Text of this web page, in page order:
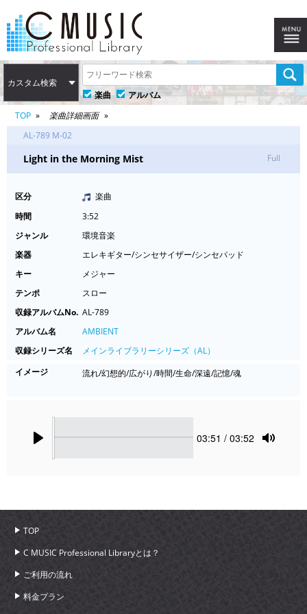
カスタム検索
楽曲
アルバム
TOP
楽曲詳細画面
AL-789 M-02
Light in the Morning Mist Full
区分
楽曲
時間
3:52
ジャンル
環境音楽
楽器
エレキギター/シンセサイザー/シンセパッド
キー
メジャー
テンポ
スロー
収録アルバムNo. AL-789
アルバム名
AMBIENT
収録シリーズ名
メインライブラリーシリーズ（AL）
イメージ
流れ/幻想的/広がり/時間/生命/深遠/記憶/魂
Current
03:51 / 03:52
TOP
C MUSIC Professional Libraryとは？
ご利用の流れ
料金プラン